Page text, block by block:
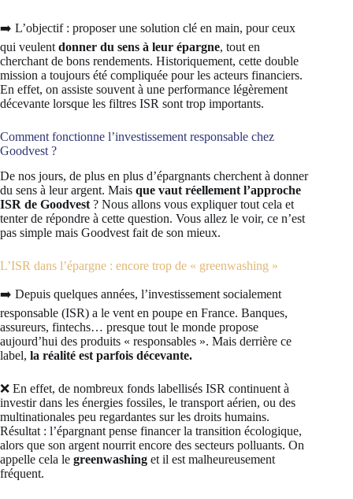
➡️ L’objectif : proposer une solution clé en main, pour ceux
qui veulent donner du sens à leur épargne, tout en
cherchant de bons rendements. Historiquement, cette double
mission a toujours été compliquée pour les acteurs financiers.
En effet, on assiste souvent à une performance légèrement
décevante lorsque les filtres ISR sont trop importants.
Comment fonctionne l’investissement responsable chez
Goodvest ?
De nos jours, de plus en plus d’épargnants cherchent à donner
du sens à leur argent. Mais que vaut réellement l’approche
ISR de Goodvest? Nous allons vous expliquer tout cela et
tenter de répondre à cette question. Vous allez le voir, ce n’est
pas simple mais Goodvest fait de son mieux.
L’ISR dans l’épargne : encore trop de « greenwashing »
➡️ Depuis quelques années, l’investissement socialement
responsable (ISR) a le vent en poupe en France. Banques,
assureurs, fintechs… presque tout le monde propose
aujourd’hui des produits « responsables ». Mais derrière ce
label, la réalité est parfois décevante.
❌ En effet, de nombreux fonds labellisés ISR continuent à
investir dans les énergies fossiles, le transport aérien, ou des
multinationales peu regardantes sur les droits humains.
Résultat : l’épargnant pense financer la transition écologique,
alors que son argent nourrit encore des secteurs polluants. On
appelle cela le greenwashing et il est malheureusement
fréquent.